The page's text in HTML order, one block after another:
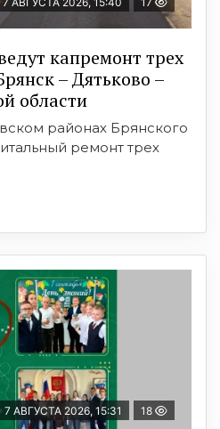
капремонт трех
– Дятьково –
области
районах Брянского
ремонт трех
7 АВГУСТА 2026, 15:31 18